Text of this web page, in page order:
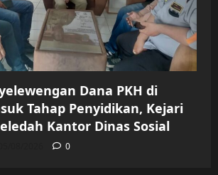
Dana PKH di
Tahap Penyidikan, Kejari
Kantor Dinas Sosial
0